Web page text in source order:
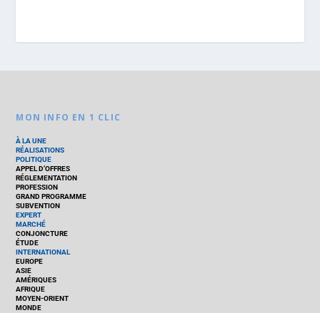
MON INFO EN 1 CLIC
À LA UNE
RÉALISATIONS
POLITIQUE
APPEL D’OFFRES
RÉGLEMENTATION
PROFESSION
GRAND PROGRAMME
SUBVENTION
EXPERT
MARCHÉ
CONJONCTURE
ÉTUDE
INTERNATIONAL
EUROPE
ASIE
AMÉRIQUES
AFRIQUE
MOYEN-ORIENT
MONDE